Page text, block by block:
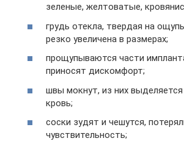
зеленые, желтоватые,
грудь отекла, твердая на
резко увеличена в размерах;
прощупываются части
приносят дискомфорт;
швы мокнут, из них
кровь;
соски зудят и чешутся,
чувствительность;